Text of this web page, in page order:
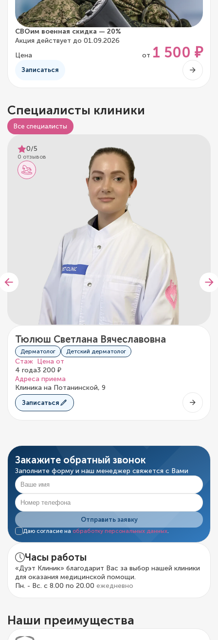
СВОим военная скидка — 20%
Акция действует до 01.09.2026
Цена
от 1 500 ₽
Записаться
Специалисты клиники
Все специалисты
0/5
0 отзывов
Тюлюш Светлана Вячеславовна
Дерматолог Детский дерматолог
Стаж
4 года
Цена от
3 200 ₽
Адреса приема
Клиника на Потанинской, 9
Записаться
Закажите обратный звонок
Заполните форму и наш менеджер свяжется с Вами
Отправить заявку
Даю согласие на обработку персональных данных.
Часы работы
«Дуэт Клиник» благодарит Вас за выбор нашей клиники
для оказания медицинской помощи.
Пн. - Вс. с 8.00 по 20.00 ежедневно
Наши преимущества